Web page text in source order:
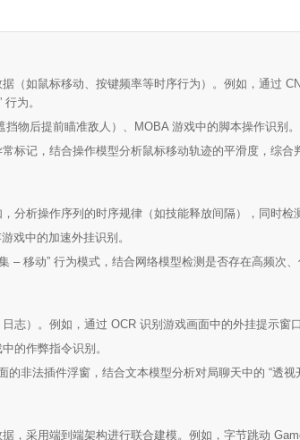
（如鼠标移动、按键频率等时序行为）。例如，通过
为。
物后提前瞄准敌人）、MOBA 游戏中的脚本操作识别。
标记，结合操作模型分析鼠标移动轨迹的平滑度，综合
分析操作序列的时序规律（如技能释放间隔），同时
戏中的加速外挂识别。
– 移动” 行为模式，结合网络模型检测是否存在高频次
志）。例如，通过 OCR 识别游戏画面中的外挂提示窗
的作弊指令识别。
的非法插件浮窗，结合文本模型分析对局聊天中的 “透视
，采用端到端架构进行联合建模。例如，字节跳动